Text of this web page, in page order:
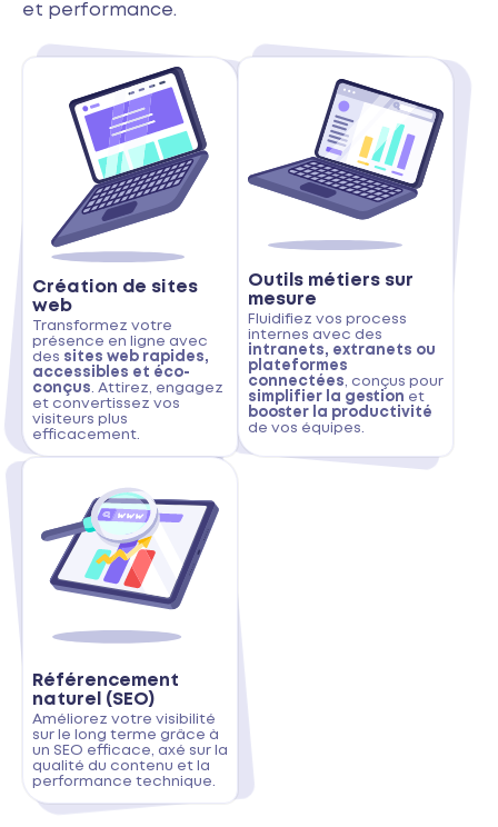
et performance.
Création de sites
web
Transformez votre
présence en ligne avec
des sites web rapides,
accessibles et éco-
conçus . Attirez, engagez
et convertissez vos
visiteurs plus
efficacement.
Outils métiers sur
mesure
Fluidifiez vos process
internes avec des
intranets, extranets ou
plateformes
connectées , conçus pour
simplifier la gestion et
booster la productivité
de vos équipes.
Référencement
naturel (SEO)
Améliorez votre visibilité
sur le long terme grâce à
un SEO efficace, axé sur la
qualité du contenu et la
performance technique.